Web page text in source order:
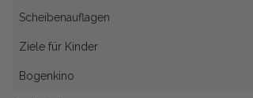
Scheibenauflagen
Ziele für Kinder
Bogenkino